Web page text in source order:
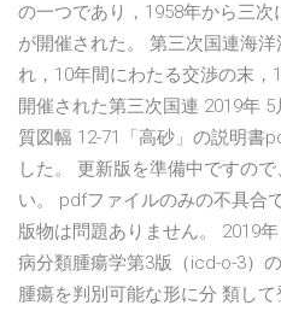
の一つであり，1958年から三
が開催された。 第三次国連海
れ，10年間にわたる交渉の末，
開催された第三次国連 2019年
質図幅 12-71「高砂」の説明書
した。 更新版を準備中ですの
い。 pdfファイルのみの不具合
版物は問題ありません。 2019
病分類腫瘍学第3版（icd-o-3）
腫瘍を判別可能な形に分 類し